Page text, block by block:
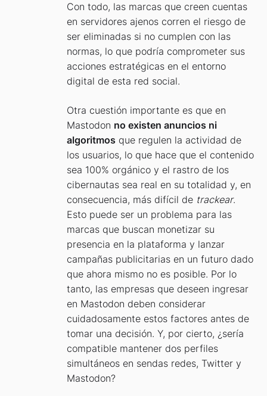
Con todo, las marcas que creen cuentas
en servidores ajenos corren el riesgo de
ser eliminadas si no cumplen con las
normas, lo que podría comprometer sus
acciones estratégicas en el entorno
digital de esta red social.
Otra cuestión importante es que en
Mastodon no existen anuncios ni
algoritmos que regulen la actividad de
los usuarios, lo que hace que el contenido
sea 100% orgánico y el rastro de los
cibernautas sea real en su totalidad y, en
consecuencia, más difícil de trackear.
Esto puede ser un problema para las
marcas que buscan monetizar su
presencia en la plataforma y lanzar
campañas publicitarias en un futuro dado
que ahora mismo no es posible. Por lo
tanto, las empresas que deseen ingresar
en Mastodon deben considerar
cuidadosamente estos factores antes de
tomar una decisión. Y, por cierto, ¿sería
compatible mantener dos perfiles
simultáneos en sendas redes, Twitter y
Mastodon?